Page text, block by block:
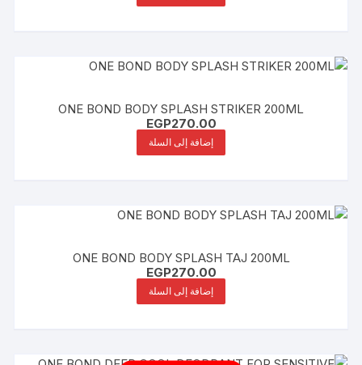
ONE BOND BODY SPLASH STRIKER 200ML
EGP270.00
إضافة إلى السلة
ONE BOND BODY SPLASH TAJ 200ML
EGP270.00
إضافة إلى السلة